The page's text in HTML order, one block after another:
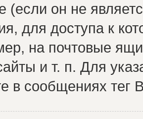
(если он не
для доступа к
на почтовые
и т. п. Для
в сообщениях тег